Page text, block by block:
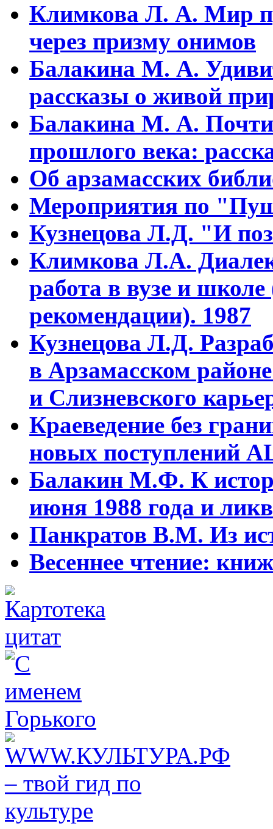
Климкова Л. А. Мир
через призму онимов
Балакина М. А.
рассказы о живой
Балакина М. А. Почти
прошлого века:
Об арзамасских
Мероприятия по
Кузнецова Л.Д. "И
Климкова Л.А.
работа в вузе и
рекомендации). 1987
Кузнецова Л.Д.
в Арзамасском
и Слизневского
Краеведение без
новых поступлений
Балакин М.Ф. К
июня 1988 года и
Панкратов В.М. Из
Весеннее чтение: